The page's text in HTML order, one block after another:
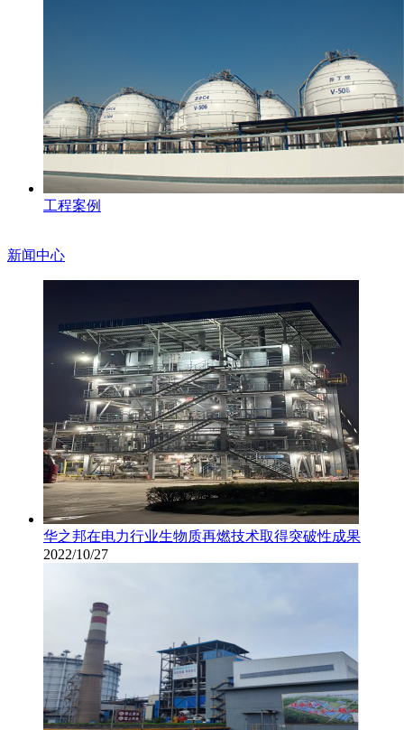
工程案例
新闻中心
华之邦在电力行业生物质再燃技术取得突破性成果
2022/10/27